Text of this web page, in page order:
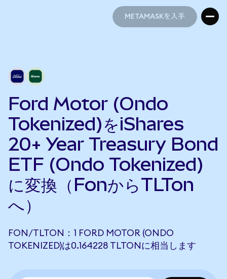
METAMASKを入手
Ford Motor (Ondo
Tokenized)をiShares
20+ Year Treasury Bond
ETF (Ondo Tokenized)
に変換（FonからTLTon
へ）
FON/TLTON：1 FORD MOTOR (ONDO
TOKENIZED)は0.164228 TLTONに相当します